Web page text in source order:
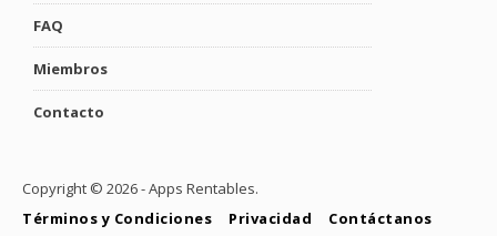
FAQ
Miembros
Contacto
Copyright © 2026 - Apps Rentables.
Términos y Condiciones
Privacidad Contáctanos